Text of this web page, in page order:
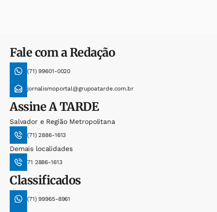
Fale com a Redação
(71) 99601-0020
jornalismoportal@grupoatarde.com.br
AssineA TARDE
Salvador e Região Metropolitana
(71) 2886-1613
Demais localidades
71 2886-1613
Classificados
(71) 99965-8961